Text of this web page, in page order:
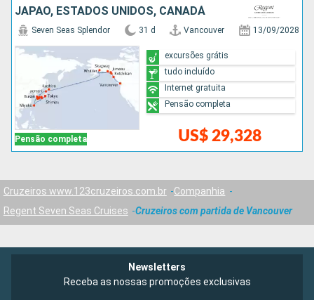
JAPÃO, ESTADOS UNIDOS, CANADÁ
Pensão completa
Seven Seas Splendor 31 d Vancouver 13/09/2028
US$ 29,328
excursões grátis
tudo incluído
Internet gratuita
Pensão completa
Cruzeiros www.123cruzeiros.com.br
Companhia
Regent Seven Seas Cruises
Cruzeiros com partida de Vancouver
Newsletters
Receba as nossas promoções exclusivas